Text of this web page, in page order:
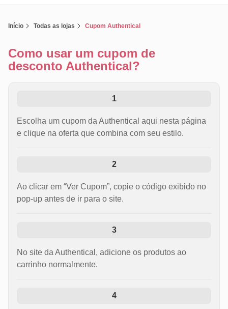
Início Todas as lojas Cupom Authentical
Como usar um cupom de
desconto Authentical?
1
Escolha um cupom da Authentical aqui nesta página
e clique na oferta que combina com seu estilo.
2
Ao clicar em “Ver Cupom”, copie o código exibido no
pop-up antes de ir para o site.
3
No site da Authentical, adicione os produtos ao
carrinho normalmente.
4